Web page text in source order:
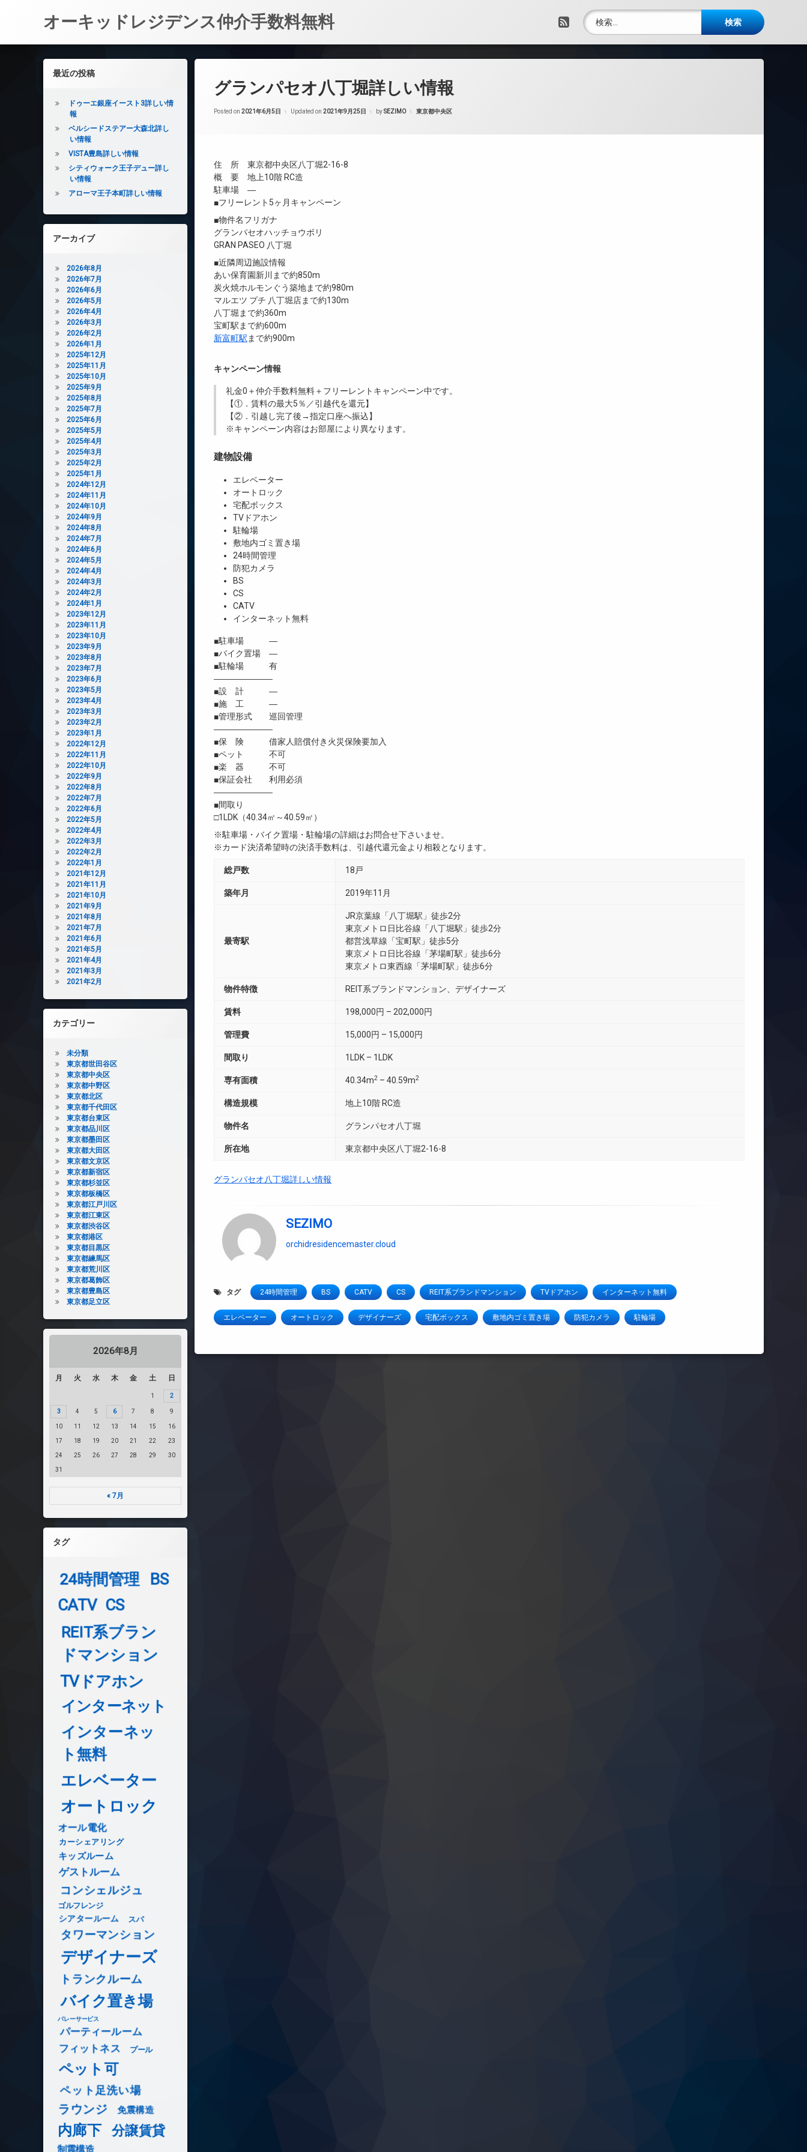
オーキッドレジデンス仲介手数料無料 RSS
検索:
グランパセオ八丁堀詳しい情報
Posted on 2021年6月5日 Updated on 2021年9月25日 bySEZIMO カテゴリー:
東京都中央区
住 所 東京都中央区八丁堀2-16-8
概 要 地上10階 RC造
駐車場 ―
■フリーレント5ヶ月キャンペーン
■物件名フリガナ
グランパセオハッチョウボリ
GRAN PASEO 八丁堀
■近隣周辺施設情報
あい保育園新川まで約850m
炭火焼ホルモンぐう築地まで約980m
マルエツ プチ 八丁堀店まで約130m
八丁堀まで約360m
宝町駅まで約600m
新富町駅 まで約900m
キャンペーン情報
礼金0 ＋仲介手数料無料＋ フリーレント キャンペーン中です。
【①．賃料の最大5％／引越代を還元】
【②．引越し完了後→指定口座へ振込】
※キャンペーン内容はお部屋により異なります。
建物設備
エレベーター
オートロック
宅配ボックス
TVドアホン
駐輪場
敷地内ゴミ置き場
24時間管理
防犯カメラ
BS
CS
CATV
インターネット無料
■駐車場 ―
■バイク置場 ―
■駐輪場 有
―――――――
■設 計 ―
■施 工 ―
■管理形式 巡回管理
―――――――
■保 険 借家人賠償付き火災保険要加入
■ペット 不可
■楽 器 不可
■保証会社 利用必須
―――――――
■間取り
□1LDK（40.34㎡～40.59㎡）
※駐車場・バイク置場・駐輪場の詳細はお問合せ下さいませ。
※カード決済希望時の決済手数料は、引越代還元金より相殺となります。
総戸数 18戸
築年月 2019年11月
最寄駅
JR京葉線「八丁堀駅」徒歩2分
東京メトロ日比谷線「八丁堀駅」徒歩2分
都営浅草線「宝町駅」徒歩5分
東京メトロ日比谷線「茅場町駅」徒歩6分
東京メトロ東西線「茅場町駅」徒歩6分
物件特徴 REIT系ブランドマンション、デザイナーズ
賃料 198,000円 – 202,000円
管理費 15,000円 – 15,000円
間取り 1LDK – 1LDK
専有面積 40.34m2 – 40.59m2
構造規模 地上10階 RC造
物件名 グランパセオ八丁堀
所在地 東京都中央区八丁堀2-16-8
グランパセオ八丁堀詳しい情報
SEZIMO
orchidresidencemaster.cloud
タグ 24時間管理 BS CATV CS REIT系ブランドマンション TVドアホン インターネット無料
エレベーター オートロック デザイナーズ 宅配ボックス 敷地内ゴミ置き場 防犯カメラ 駐輪場
左サイドバー
最近の投稿
ドゥーエ銀座イースト3詳しい情
報
ベルシードステアー大森北詳し
い情報
VISTA豊島詳しい情報
シティウォーク王子デュー詳し
い情報
アローマ王子本町詳しい情報
アーカイブ
2026年8月
2026年7月
2026年6月
2026年5月
2026年4月
2026年3月
2026年2月
2026年1月
2025年12月
2025年11月
2025年10月
2025年9月
2025年8月
2025年7月
2025年6月
2025年5月
2025年4月
2025年3月
2025年2月
2025年1月
2024年12月
2024年11月
2024年10月
2024年9月
2024年8月
2024年7月
2024年6月
2024年5月
2024年4月
2024年3月
2024年2月
2024年1月
2023年12月
2023年11月
2023年10月
2023年9月
2023年8月
2023年7月
2023年6月
2023年5月
2023年4月
2023年3月
2023年2月
2023年1月
2022年12月
2022年11月
2022年10月
2022年9月
2022年8月
2022年7月
2022年6月
2022年5月
2022年4月
2022年3月
2022年2月
2022年1月
2021年12月
2021年11月
2021年10月
2021年9月
2021年8月
2021年7月
2021年6月
2021年5月
2021年4月
2021年3月
2021年2月
カテゴリー
未分類
東京都世田谷区
東京都中央区
東京都中野区
東京都北区
東京都千代田区
東京都台東区
東京都品川区
東京都墨田区
東京都大田区
東京都文京区
東京都新宿区
東京都杉並区
東京都板橋区
東京都江戸川区
東京都江東区
東京都渋谷区
東京都港区
東京都目黒区
東京都練馬区
東京都荒川区
東京都葛飾区
東京都豊島区
東京都足立区
2026年8月
月 火 水 木 金 土 日
1 2
3 4 5 6 7 8 9
10 11 12 13 14 15 16
17 18 19 20 21 22 23
24 25 26 27 28 29 30
31
« 7月
タグ
24時間管理
BS
CATV CS
REIT系ブラン
ドマンション
TVドアホン
インターネット
インターネッ
ト無料
エレベーター
オートロック
オール電化
カーシェアリング
キッズルーム
ゲストルーム
コンシェルジュ
ゴルフレンジ
シアタールーム スパ
タワーマンション
デザイナーズ
トランクルーム
バイク置き場
バレーサービス
パーティールーム
フィットネス プール
ペット可
ペット足洗い場
ラウンジ 免震構造
内廊下 分譲賃貸
制震構造